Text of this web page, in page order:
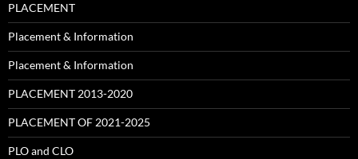
PLACEMENT
Placement & Information
Placement & Information
PLACEMENT 2013-2020
PLACEMENT OF 2021-2025
PLO and CLO